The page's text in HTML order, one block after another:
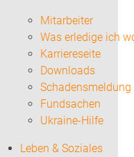
Mitarbeiter
Was erledige ich
Karriereseite
Downloads
Schadensmeldung
Fundsachen
Ukraine-Hilfe
Leben & Soziales